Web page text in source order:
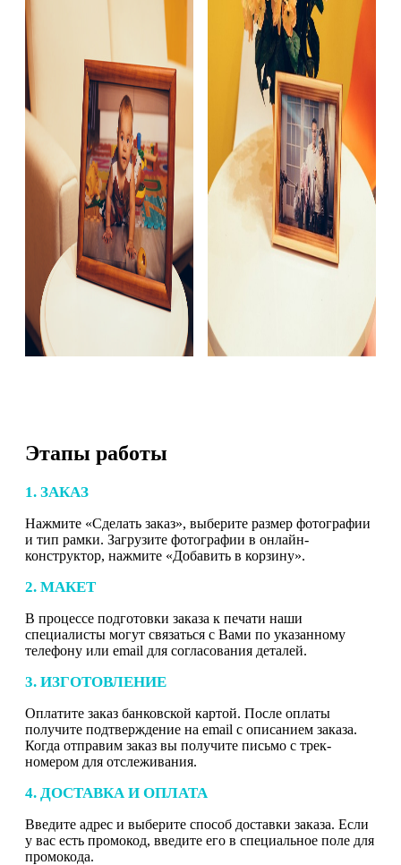
Этапы работы
1. ЗАКАЗ
Нажмите «Сделать заказ», выберите размер фотографии
и тип рамки. Загрузите фотографии в онлайн-
конструктор, нажмите «Добавить в корзину».
2. МАКЕТ
В процессе подготовки заказа к печати наши
специалисты могут связаться с Вами по указанному
телефону или email для согласования деталей.
3. ИЗГОТОВЛЕНИЕ
Оплатите заказ банковской картой. После оплаты
получите подтверждение на email с описанием заказа.
Когда отправим заказ вы получите письмо с трек-
номером для отслеживания.
4. ДОСТАВКА И ОПЛАТА
Введите адрес и выберите способ доставки заказа. Если
у вас есть промокод, введите его в специальное поле для
промокода.